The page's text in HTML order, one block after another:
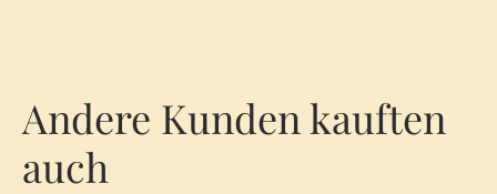
Andere Kunden kauften
auch